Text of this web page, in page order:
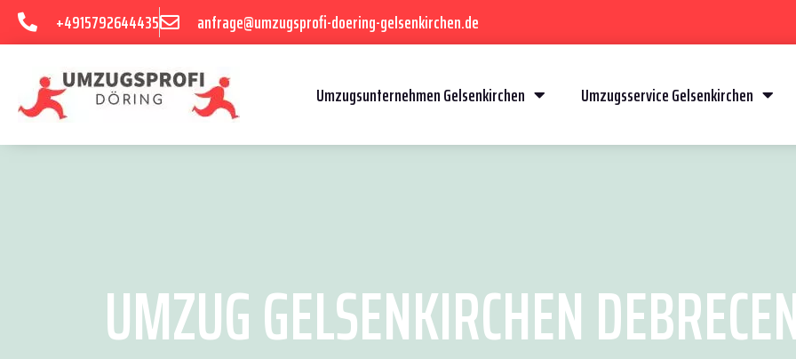
+4915792644435 anfrage@umzugsprofi-doering-gelsenkirchen.de
Umzugsunternehmen Gelsenkirchen Umzugsservice Gelsenkirchen
UMZUG GELSENKIRCHEN